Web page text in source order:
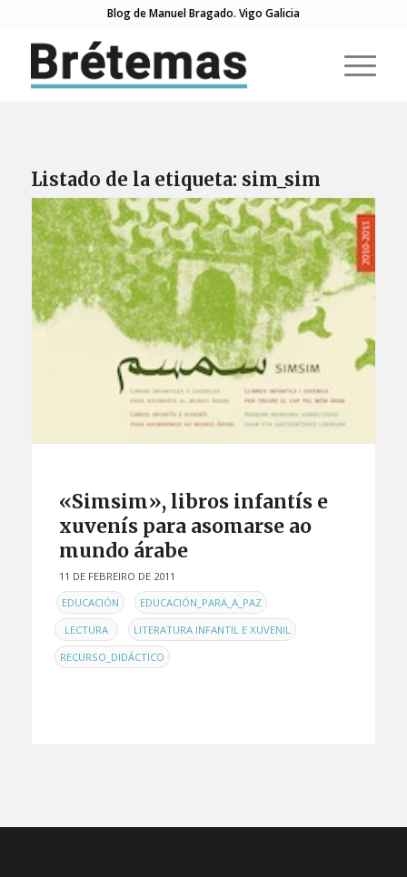
Blog de Manuel Bragado. Vigo Galicia
Listado de la etiqueta: sim_sim
«Simsim», libros infantís e
xuvenís para asomarse ao
mundo árabe
11 DE FEBREIRO DE 2011
ENEDUCACIÓN , EDUCACIÓN_PARA_A_PAZ ,
LECTURA , LITERATURA INFANTIL E XUVENIL ,
RECURSO_DIDÁCTICO